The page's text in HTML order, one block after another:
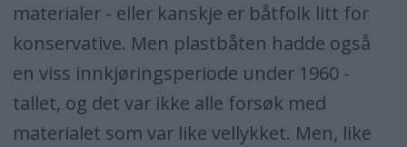
materialer - eller kanskje er båtfolk litt for
konservative. Men plastbåten hadde også
en viss innkjøringsperiode under 1960 -
tallet, og det var ikke alle forsøk med
materialet som var like vellykket. Men, like